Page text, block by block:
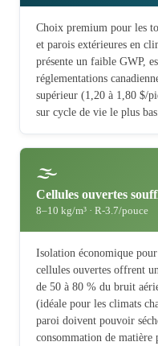
Choix premium pour les
et parois extérieures en
présente un faible GWP,
réglementations
supérieur (1,20 à 1,80 $/
sur cycle de vie le plus bas.
🌫
Cellules ouvertes
8–10 kg/m³ · R-3.7/pouce
Isolation économique
cellules ouvertes offrent
de 50 à 80 % du bruit
(idéale pour les climats
paroi doivent pouvoir
consommation de matière